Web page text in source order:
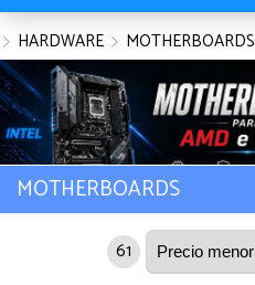
HARDWARE MOTHERBOARDS
MOTHERBOARDS
61